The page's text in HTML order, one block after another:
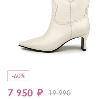
-60%
7 950 ₽ 19 990